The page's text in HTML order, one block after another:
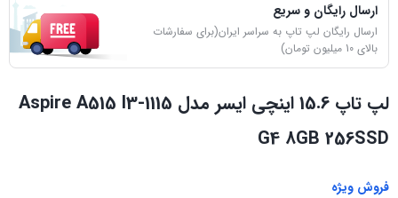
ارسال رایگان و سریع
ارسال رایگان لپ تاپ به سراسر ایران(برای سفارشات
بالای 10 میلیون تومان)
لپ تاپ 15.6 اینچی ایسر مدل Aspire A515 I3-1115
G4 8GB 256SSD
فروش ویژه